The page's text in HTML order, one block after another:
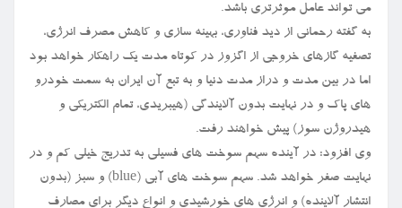
می تواند عامل موثرتری باشد.
به گفته رحمانی از دید فناوری، بهینه سازی و کاهش مصرف انرژی،
تصفیه گازهای خروجی از اگزوز در کوتاه مدت یک راهکار خواهد بود
اما در بین مدت و دراز مدت دنیا و به تبع آن ایران به سمت خودرو
های پاک و در نهایت بدون آلایندگی (هیبریدی، تمام الکتریکی و
هیدروژن سوز) پیش خواهند رفت.
وی افزود: در آینده سهم سوخت های فسیلی به تدریج خیلی کم و در
نهایت صفر خواهد شد. سهم سوخت های آبی (blue) و سبز (بدون
انتشار آلاینده) و انرژی های خورشیدی و انواع دیگر برای مصارف